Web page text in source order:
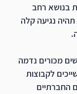
בנושא רחב
תהיה נגיעה קלה
מכורים נדמה
לקבוצות
החברתיים